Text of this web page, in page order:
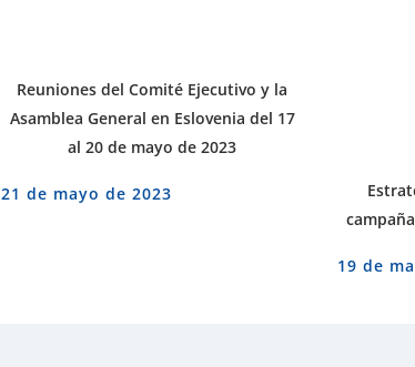
Reuniones del Comité Ejecutivo y la
Asamblea General en Eslovenia del 17
al 20 de mayo de 2023
21 de mayo de 2023
19 de